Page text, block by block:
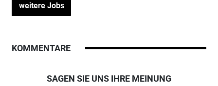
weitere Jobs
KOMMENTARE
SAGEN SIE UNS IHRE MEINUNG